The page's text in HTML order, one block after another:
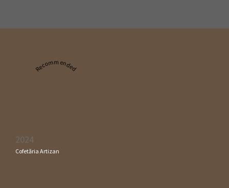
Recommended
2024
Cofetăria Artizan